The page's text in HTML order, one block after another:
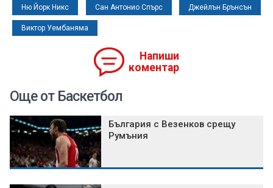
Ню Йорк Никс Сан Антонио Спърс Джейлън Брънсън
Виктор Уембаняма
Напиши
коментар
Още от Баскетбол
България с Везенков срещу
Румъния